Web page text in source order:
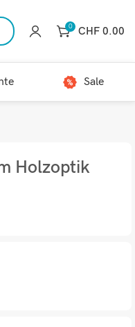
0 CHF 0.00
Sale
Holzoptik